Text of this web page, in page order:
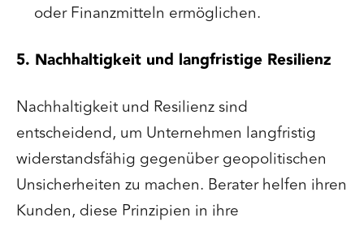
oder Finanzmitteln ermöglichen.
5. Nachhaltigkeit und langfristige Resilienz
Nachhaltigkeit und Resilienz sind
entscheidend, um Unternehmen langfristig
widerstandsfähig gegenüber geopolitischen
Unsicherheiten zu machen. Berater helfen ihren
Kunden, diese Prinzipien in ihre